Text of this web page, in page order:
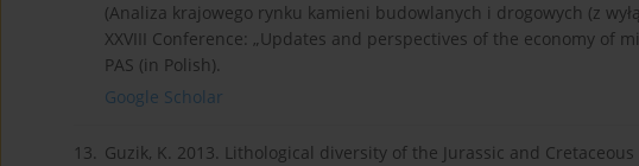
(Analiza krajowego rynku kamieni budowlanych i drogowych (z
XXVIII Conference: „Updates and perspectives of the economy of
PAS (in Polish).
Google Scholar
13. Guzik, K. 2013. Lithological diversity of the Jurassic and